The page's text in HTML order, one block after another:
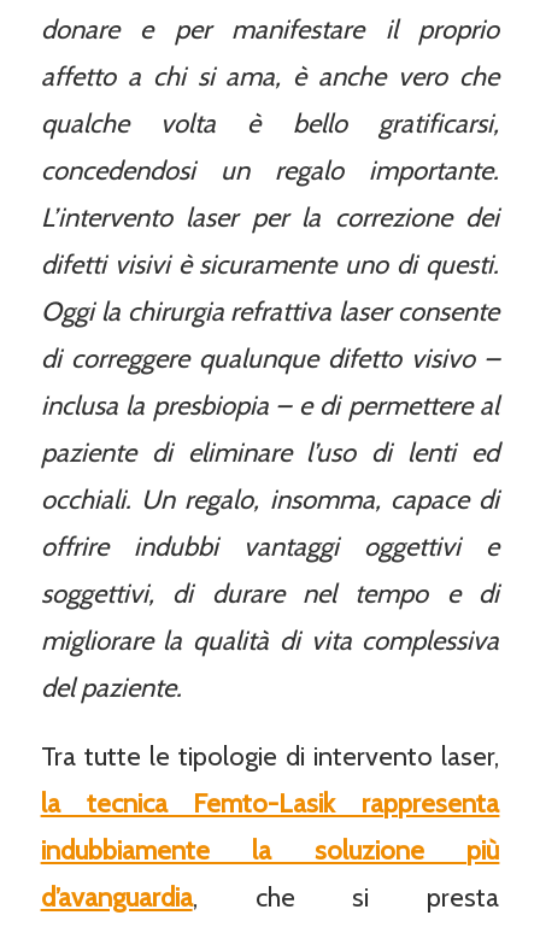
donare e per manifestare il proprio
affetto a chi si ama, è anche vero che
qualche volta è bello gratificarsi,
concedendosi un regalo importante.
L’intervento laser per la correzione dei
difetti visivi è sicuramente uno di questi.
Oggi la chirurgia refrattiva laser consente
di correggere qualunque difetto visivo –
inclusa la presbiopia – e di permettere al
paziente di eliminare l’uso di lenti ed
occhiali. Un regalo, insomma, capace di
offrire indubbi vantaggi oggettivi e
soggettivi, di durare nel tempo e di
migliorare la qualità di vita complessiva
del paziente.
Tra tutte le tipologie di intervento laser,
la tecnica Femto-Lasik rappresenta
indubbiamente la soluzione più
d’avanguardia, che si presta